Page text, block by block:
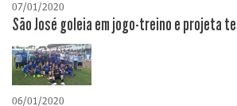
07/01/2020
São José goleia em jogo-treino e projeta
06/01/2020